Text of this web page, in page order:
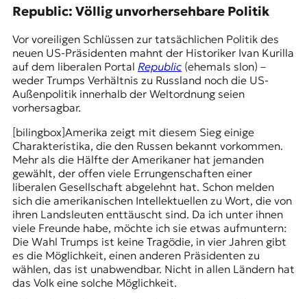
Republic: Völlig unvorhersehbare Politik
Vor voreiligen Schlüssen zur tatsächlichen Politik des
neuen US-Präsidenten mahnt der Historiker Ivan Kurilla
auf dem liberalen Portal Republic(ehemals slon) –
weder Trumps Verhältnis zu Russland noch die US-
Außenpolitik innerhalb der Weltordnung seien
vorhersagbar.
[bilingbox]Amerika zeigt mit diesem Sieg einige
Charakteristika, die den Russen bekannt vorkommen.
Mehr als die Hälfte der Amerikaner hat jemanden
gewählt, der offen viele Errungenschaften einer
liberalen Gesellschaft abgelehnt hat. Schon melden
sich die amerikanischen Intellektuellen zu Wort, die von
ihren Landsleuten enttäuscht sind. Da ich unter ihnen
viele Freunde habe, möchte ich sie etwas aufmuntern:
Die Wahl Trumps ist keine Tragödie, in vier Jahren gibt
es die Möglichkeit, einen anderen Präsidenten zu
wählen, das ist unabwendbar. Nicht in allen Ländern hat
das Volk eine solche Möglichkeit.